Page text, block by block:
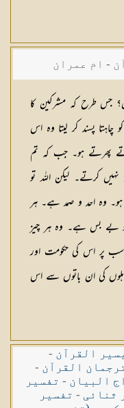
- ام عمران
جس طرح کہ مشرکین کا
پسند کر لیتا وہ اس
پھرتے ہو۔ جب کہ تم
کرتے۔ لیکن اللہ تو
وہ احد و صمد ہے۔ ہر
بے بس ہے۔ وہ ہر چیز
اس کی حکومت اور
کی ان باتوں سے اس
القرآن -
القرآن -
البیان - تفسیر
ثنائی - تفسیر